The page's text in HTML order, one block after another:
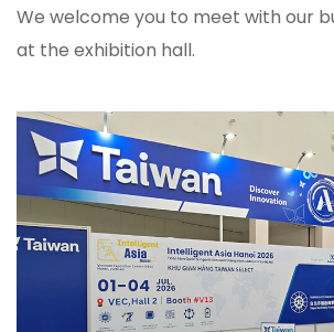
We welcome you to meet with our
at the exhibition hall.